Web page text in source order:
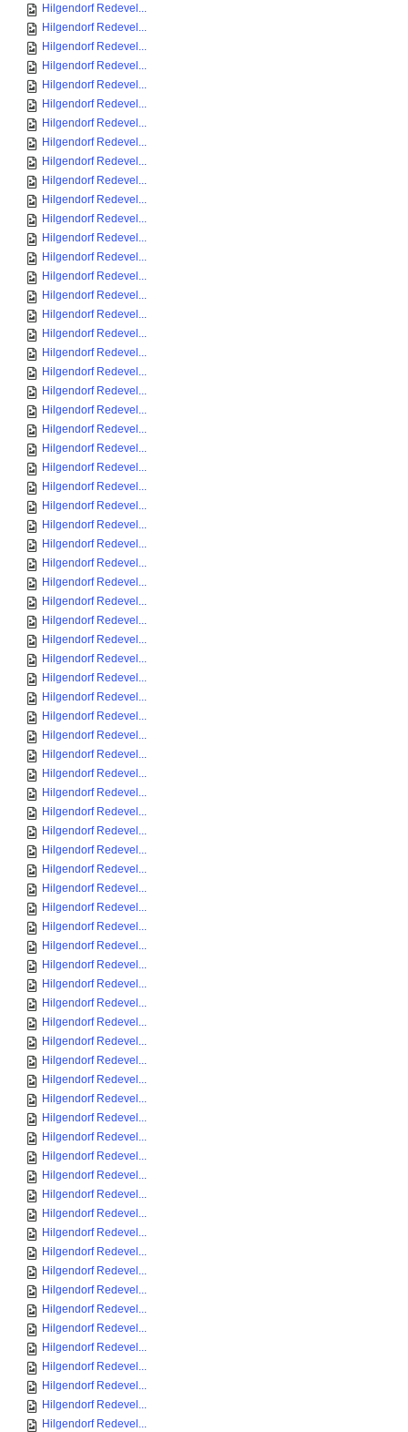
Hilgendorf Redevel...
Hilgendorf Redevel...
Hilgendorf Redevel...
Hilgendorf Redevel...
Hilgendorf Redevel...
Hilgendorf Redevel...
Hilgendorf Redevel...
Hilgendorf Redevel...
Hilgendorf Redevel...
Hilgendorf Redevel...
Hilgendorf Redevel...
Hilgendorf Redevel...
Hilgendorf Redevel...
Hilgendorf Redevel...
Hilgendorf Redevel...
Hilgendorf Redevel...
Hilgendorf Redevel...
Hilgendorf Redevel...
Hilgendorf Redevel...
Hilgendorf Redevel...
Hilgendorf Redevel...
Hilgendorf Redevel...
Hilgendorf Redevel...
Hilgendorf Redevel...
Hilgendorf Redevel...
Hilgendorf Redevel...
Hilgendorf Redevel...
Hilgendorf Redevel...
Hilgendorf Redevel...
Hilgendorf Redevel...
Hilgendorf Redevel...
Hilgendorf Redevel...
Hilgendorf Redevel...
Hilgendorf Redevel...
Hilgendorf Redevel...
Hilgendorf Redevel...
Hilgendorf Redevel...
Hilgendorf Redevel...
Hilgendorf Redevel...
Hilgendorf Redevel...
Hilgendorf Redevel...
Hilgendorf Redevel...
Hilgendorf Redevel...
Hilgendorf Redevel...
Hilgendorf Redevel...
Hilgendorf Redevel...
Hilgendorf Redevel...
Hilgendorf Redevel...
Hilgendorf Redevel...
Hilgendorf Redevel...
Hilgendorf Redevel...
Hilgendorf Redevel...
Hilgendorf Redevel...
Hilgendorf Redevel...
Hilgendorf Redevel...
Hilgendorf Redevel...
Hilgendorf Redevel...
Hilgendorf Redevel...
Hilgendorf Redevel...
Hilgendorf Redevel...
Hilgendorf Redevel...
Hilgendorf Redevel...
Hilgendorf Redevel...
Hilgendorf Redevel...
Hilgendorf Redevel...
Hilgendorf Redevel...
Hilgendorf Redevel...
Hilgendorf Redevel...
Hilgendorf Redevel...
Hilgendorf Redevel...
Hilgendorf Redevel...
Hilgendorf Redevel...
Hilgendorf Redevel...
Hilgendorf Redevel...
Hilgendorf Redevel...